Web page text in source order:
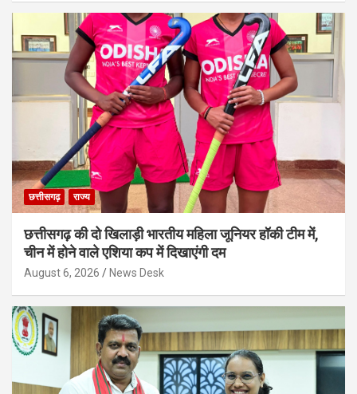
छत्तीसगढ़ राज्य
छत्तीसगढ़ की दो खिलाड़ी भारतीय महिला जूनियर हॉकी टीम में,
चीन में होने वाले एशिया कप में दिखाएंगी दम
August 6, 2026 News Desk